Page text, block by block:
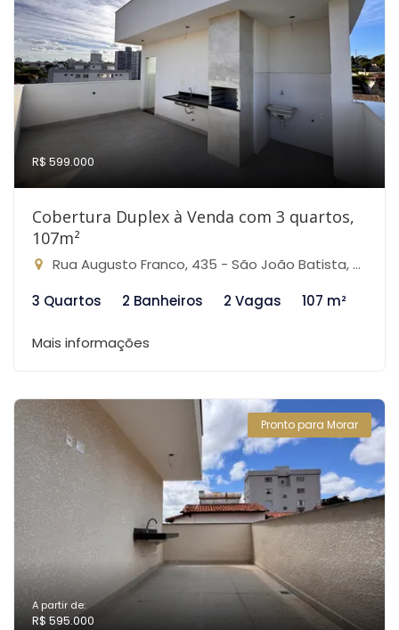
R$ 599.000
Cobertura Duplex à Venda com 3 quartos,
107m²
Rua Augusto Franco, 435 - São João Batista, Belo Horizonte-MG
3 Quartos
2 Banheiros 2 Vagas 107 m²
Mais informações
Pronto para Morar
A partir de:
R$ 595.000